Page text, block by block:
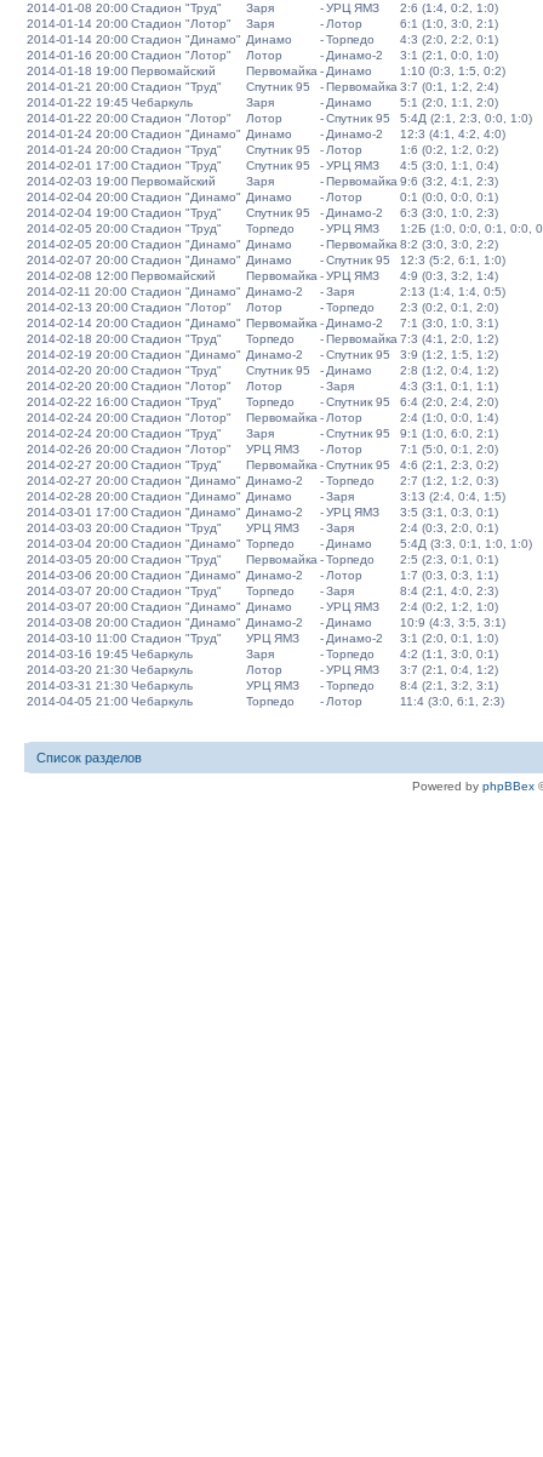
2014-01-08 20:00Стадион "Труд" Заря -УРЦ ЯМЗ
2:6 (1:4, 0:2, 1:0)
2014-01-14 20:00Стадион "Лотор" Заря - Лотор
6:1 (1:0, 3:0, 2:1)
2014-01-14 20:00Стадион "Динамо" Динамо -Торпедо
4:3 (2:0, 2:2, 0:1)
2014-01-16 20:00Стадион "Лотор" Лотор - Динамо-2
3:1 (2:1, 0:0, 1:0)
2014-01-18 19:00Первомайский Первомайка - Динамо
1:10 (0:3, 1:5, 0:2)
2014-01-21 20:00Стадион "Труд" Спутник 95 -Первомайка 3:7 (0:1, 1:2, 2:4)
2014-01-22 19:45 Чебаркуль Заря - Динамо
5:1 (2:0, 1:1, 2:0)
2014-01-22 20:00Стадион "Лотор" Лотор -Спутник 95
5:4Д (2:1, 2:3, 0:0, 1:0)
2014-01-24 20:00Стадион "Динамо" Динамо - Динамо-2
12:3 (4:1, 4:2, 4:0)
2014-01-24 20:00Стадион "Труд" Спутник 95 - Лотор
1:6 (0:2, 1:2, 0:2)
2014-02-01 17:00Стадион "Труд" Спутник 95 -УРЦ ЯМЗ
4:5 (3:0, 1:1, 0:4)
2014-02-03 19:00Первомайский Заря -Первомайка 9:6 (3:2, 4:1, 2:3)
2014-02-04 20:00Стадион "Динамо" Динамо - Лотор
0:1 (0:0, 0:0, 0:1)
2014-02-04 19:00Стадион "Труд" Спутник 95 - Динамо-2
6:3 (3:0, 1:0, 2:3)
2014-02-05 20:00Стадион "Труд" Торпедо -УРЦ ЯМЗ
1:2Б (1:0, 0:0, 0:1, 0:0,
2014-02-05 20:00Стадион "Динамо" Динамо -Первомайка 8:2 (3:0, 3:0, 2:2)
2014-02-07 20:00Стадион "Динамо" Динамо -Спутник 95
12:3 (5:2, 6:1, 1:0)
2014-02-08 12:00Первомайский Первомайка -УРЦ ЯМЗ
4:9 (0:3, 3:2, 1:4)
2014-02-11 20:00 Стадион "Динамо" Динамо-2 -Заря
2:13 (1:4, 1:4, 0:5)
2014-02-13 20:00Стадион "Лотор" Лотор -Торпедо
2:3 (0:2, 0:1, 2:0)
2014-02-14 20:00Стадион "Динамо" Первомайка - Динамо-2
7:1 (3:0, 1:0, 3:1)
2014-02-18 20:00Стадион "Труд" Торпедо -Первомайка 7:3 (4:1, 2:0, 1:2)
2014-02-19 20:00Стадион "Динамо" Динамо-2 -Спутник 95
3:9 (1:2, 1:5, 1:2)
2014-02-20 20:00Стадион "Труд" Спутник 95 - Динамо
2:8 (1:2, 0:4, 1:2)
2014-02-20 20:00Стадион "Лотор" Лотор -Заря
4:3 (3:1, 0:1, 1:1)
2014-02-22 16:00Стадион "Труд" Торпедо -Спутник 95
6:4 (2:0, 2:4, 2:0)
2014-02-24 20:00Стадион "Лотор" Первомайка - Лотор
2:4 (1:0, 0:0, 1:4)
2014-02-24 20:00Стадион "Труд" Заря -Спутник 95
9:1 (1:0, 6:0, 2:1)
2014-02-26 20:00Стадион "Лотор" УРЦ ЯМЗ - Лотор
7:1 (5:0, 0:1, 2:0)
2014-02-27 20:00Стадион "Труд" Первомайка -Спутник 95
4:6 (2:1, 2:3, 0:2)
2014-02-27 20:00Стадион "Динамо" Динамо-2 -Торпедо
2:7 (1:2, 1:2, 0:3)
2014-02-28 20:00Стадион "Динамо" Динамо -Заря
3:13 (2:4, 0:4, 1:5)
2014-03-01 17:00Стадион "Динамо" Динамо-2 -УРЦ ЯМЗ
3:5 (3:1, 0:3, 0:1)
2014-03-03 20:00Стадион "Труд" УРЦ ЯМЗ -Заря
2:4 (0:3, 2:0, 0:1)
2014-03-04 20:00Стадион "Динамо" Торпедо - Динамо
5:4Д (3:3, 0:1, 1:0, 1:0)
2014-03-05 20:00Стадион "Труд" Первомайка -Торпедо
2:5 (2:3, 0:1, 0:1)
2014-03-06 20:00Стадион "Динамо" Динамо-2 - Лотор
1:7 (0:3, 0:3, 1:1)
2014-03-07 20:00Стадион "Труд" Торпедо -Заря
8:4 (2:1, 4:0, 2:3)
2014-03-07 20:00Стадион "Динамо" Динамо -УРЦ ЯМЗ
2:4 (0:2, 1:2, 1:0)
2014-03-08 20:00Стадион "Динамо" Динамо-2 - Динамо
10:9 (4:3, 3:5, 3:1)
2014-03-10 11:00 Стадион "Труд" УРЦ ЯМЗ - Динамо-2
3:1 (2:0, 0:1, 1:0)
2014-03-16 19:45 Чебаркуль Заря -Торпедо
4:2 (1:1, 3:0, 0:1)
2014-03-20 21:30Чебаркуль Лотор -УРЦ ЯМЗ
3:7 (2:1, 0:4, 1:2)
2014-03-31 21:30Чебаркуль УРЦ ЯМЗ -Торпедо
8:4 (2:1, 3:2, 3:1)
2014-04-05 21:00Чебаркуль Торпедо - Лотор 11:4 (3:0, 6:1, 2:3)
Список разделов
Powered by phpBBex